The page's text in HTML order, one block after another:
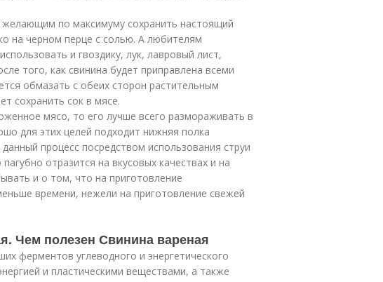
желающим по максимуму сохранить настоящий
на черном перце с солью. А любителям
и гвоздику, лук, лавровый лист,
того, как свинина будет приправлена всеми
обмазать с обеих сторон растительным
сохранить сок в мясе.
мясо, то его лучше всего размораживать в
для этих целей подходит нижняя полка
процесс посредством использования струи
отразится на вкусовых качествах и на
и о том, что на приготовление
времени, нежели на приготовление свежей
Чем полезен Свинина вареная
ферментов углеводного и энергетического
и пластическими веществами, а также